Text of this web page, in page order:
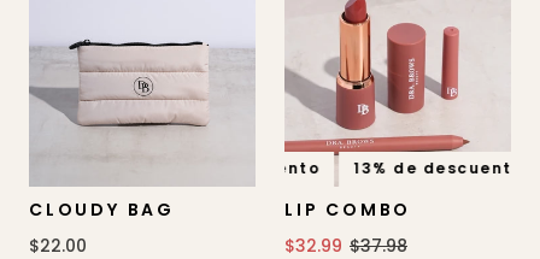
CLOUDY BAG
$22.00
13% de descuento 13% de descuento
LIP COMBO
$32.99 $37.98